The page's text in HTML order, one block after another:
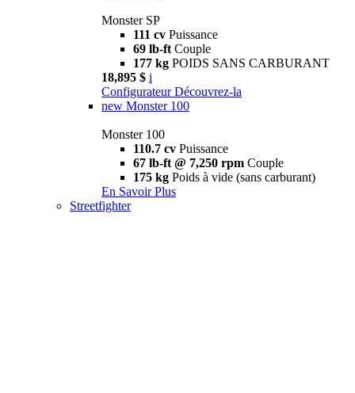
Monster SP
111 cv Puissance
69 lb-ft Couple
177 kg POIDS SANS CARBURANT
18,895 $ i
Configurateur Découvrez-la
new Monster 100
Monster 100
110.7 cv Puissance
67 lb-ft @ 7,250 rpm Couple
175 kg Poids à vide (sans carburant)
En Savoir Plus
Streetfighter